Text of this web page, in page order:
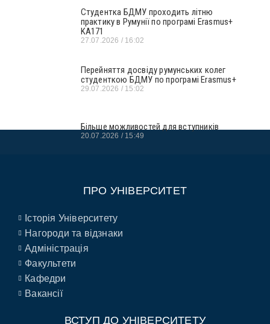
Студентка БДМУ проходить літню
практику в Румунії по програмі Erasmus+
KA171
27.07.2026 16:02
Перейняття досвіду румунських колег
студенткою БДМУ по програмі Erasmus+
29.07.2026 15:02
Більше можливостей для вступників
20.07.2026 15:49
ПРО УНІВЕРСИТЕТ
Історія Університету
Нагороди та відзнаки
Адміністрація
Факультети
Кафедри
Вакансії
ВСТУП ДО УНІВЕРСИТЕТУ